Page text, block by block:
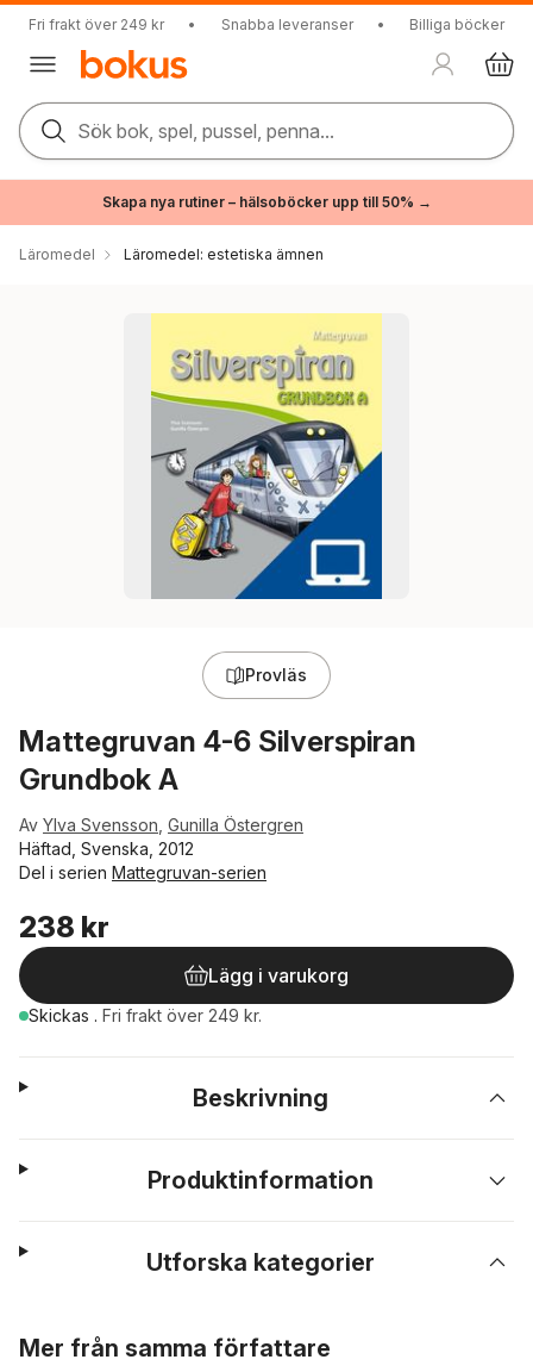
Fri frakt över 249 kr • Snabba leveranser • Billiga böcker
Sök bok, spel, pussel, penna...
Skapa nya rutiner – hälsoböcker upp till 50% →
Läromedel Läromedel: estetiska ämnen
Provläs
Mattegruvan 4-6 Silverspiran
Grundbok A
Av Ylva Svensson Gunilla Östergren
Häftad, Svenska, 2012
Del i serien Mattegruvan-serien
238 kr
Lägg i varukorg
Skickas . Fri frakt över 249 kr.
Beskrivning
Produktinformation
Utforska kategorier
Mer från samma författare